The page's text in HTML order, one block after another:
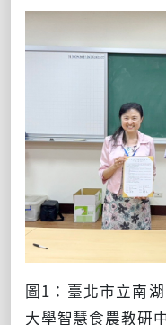
圖1：臺北市立南
大學智慧食農教研